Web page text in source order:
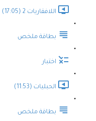
اللافقاريات 2 (17:05)
بطاقة ملخص
اختبار
الحبليات (11:53)
بطاقة ملخص